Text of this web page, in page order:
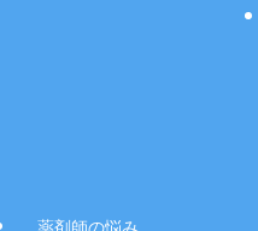
薬剤師の悩み